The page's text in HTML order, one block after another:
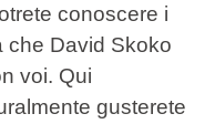
conoscere i
che David Skoko
voi. Qui
gusterete